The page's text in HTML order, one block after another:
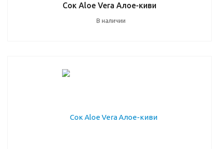
Сок Aloe Vera Алое-киви
В наличии